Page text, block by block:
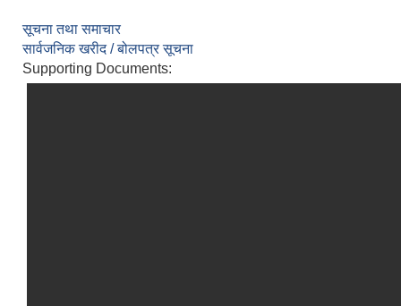
सूचना तथा समाचार
सार्वजनिक खरीद / बोलपत्र सूचना
Supporting Documents: